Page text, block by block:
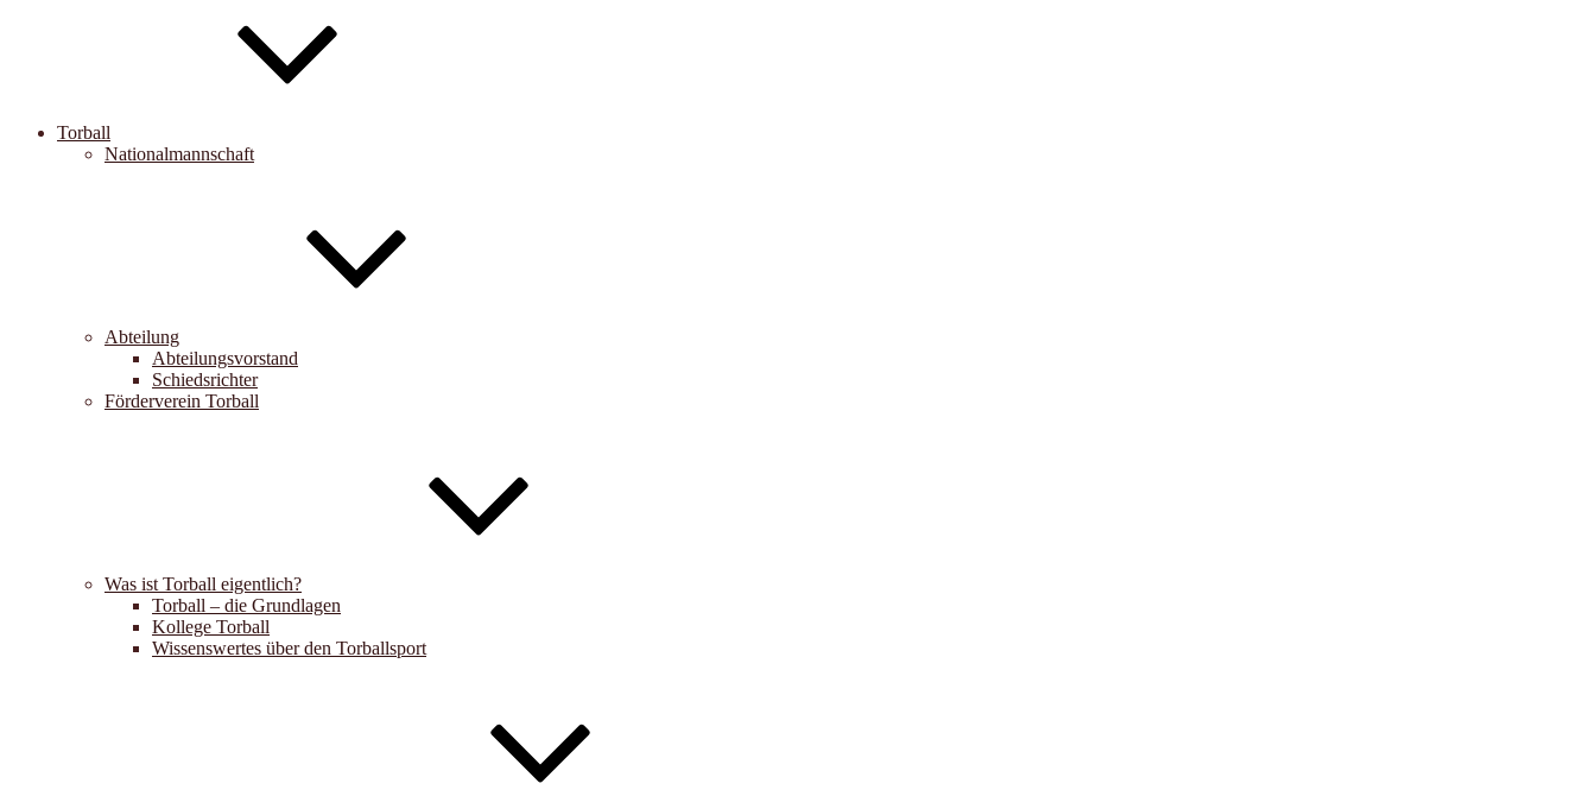
Torball
Nationalmannschaft
Abteilung
Abteilungsvorstand
Schiedsrichter
Förderverein Torball
Was ist Torball eigentlich?
Torball – die Grundlagen
Kollege Torball
Wissenswertes über den Torballsport